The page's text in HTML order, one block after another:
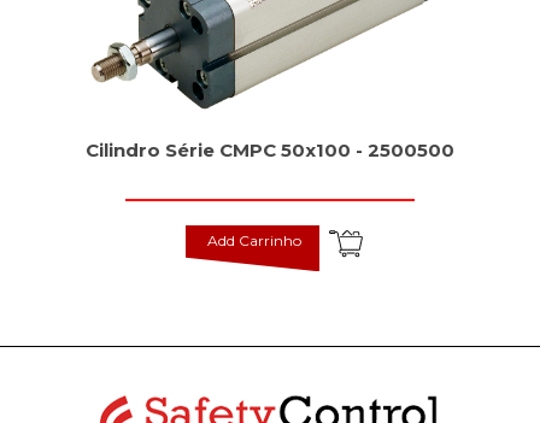
Cilindro Série CMPC 50x100 - 2500500
Add Carrinho